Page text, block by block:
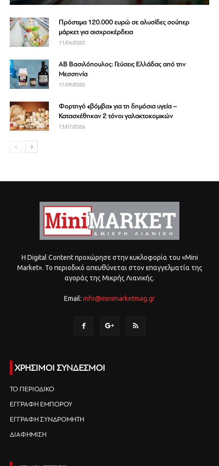
Πρόστιμα 120.000 ευρώ σε αλυσίδες σούπερ
μάρκετ για αισχροκέρδεια
11/04/2022
ΑΒ Βασιλόπουλος: Γεύσεις Ελλάδας από την
Μεσσηνία
17/09/2020
Φορτηγό «βόμβα» για τη δημόσια υγεία –
Κατασχέθηκαν 2 τόνοι γαλακτοκομικών
13/07/2026
Η Digital Content προχώρησε στην κυκλοφορία του «Mini
Market». Το περιοδικό απευθύνεται στον επαγγελματία της
αγοράς της Μικρής Λιανικής.
Email: info@minimarketmag.gr
ΧΡΗΣΙΜΟΙ ΣΥΝΔΕΣΜΟΙ
ΤΟ ΠΕΡΙΟΔΙΚΟ
ΕΓΓΡΑΦΗ ΕΜΠΟΡΟΥ
ΕΓΓΡΑΦΗ ΣΥΝΔΡΟΜΗΤΗ
ΔΙΑΦΗΜΙΣΗ